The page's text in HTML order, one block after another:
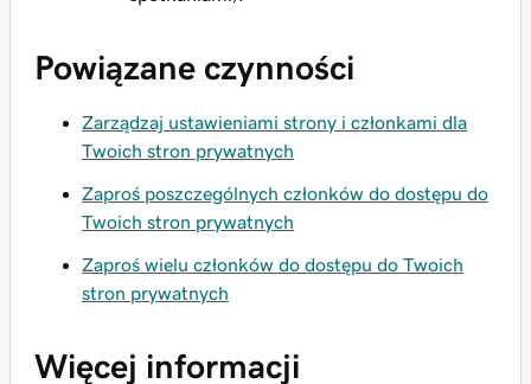
Powiązane czynności
Zarządzaj ustawieniami strony i członkami dla
Twoich stron prywatnych
Zaproś poszczególnych członków do dostępu do
Twoich stron prywatnych
Zaproś wielu członków do dostępu do Twoich
stron prywatnych
Więcej informacji